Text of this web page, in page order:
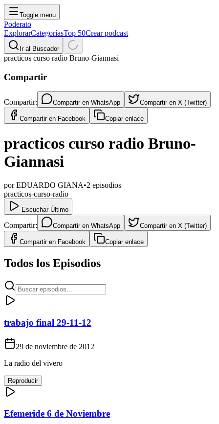
Toggle menu
Poderato
ExplorarCategoríasTop 50Crear podcast
Ir al Buscador
practicos curso radio Bruno-Giannasi
Compartir
Compartir: Compartir en WhatsApp Compartir en X (Twitter)
Compartir en Facebook Copiar enlace
practicos curso radio Bruno-
Giannasi
porEDUARDO GIANA•2 episodios
practicos-curso-radio
Escuchar Último
Compartir: Compartir en WhatsApp Compartir en X (Twitter)
Compartir en Facebook Copiar enlace
Todos los Episodios
trabajo final 29-11-12
29 de noviembre de 2012
La radio del vivero
Reproducir
Efemeride 6 de Noviembre